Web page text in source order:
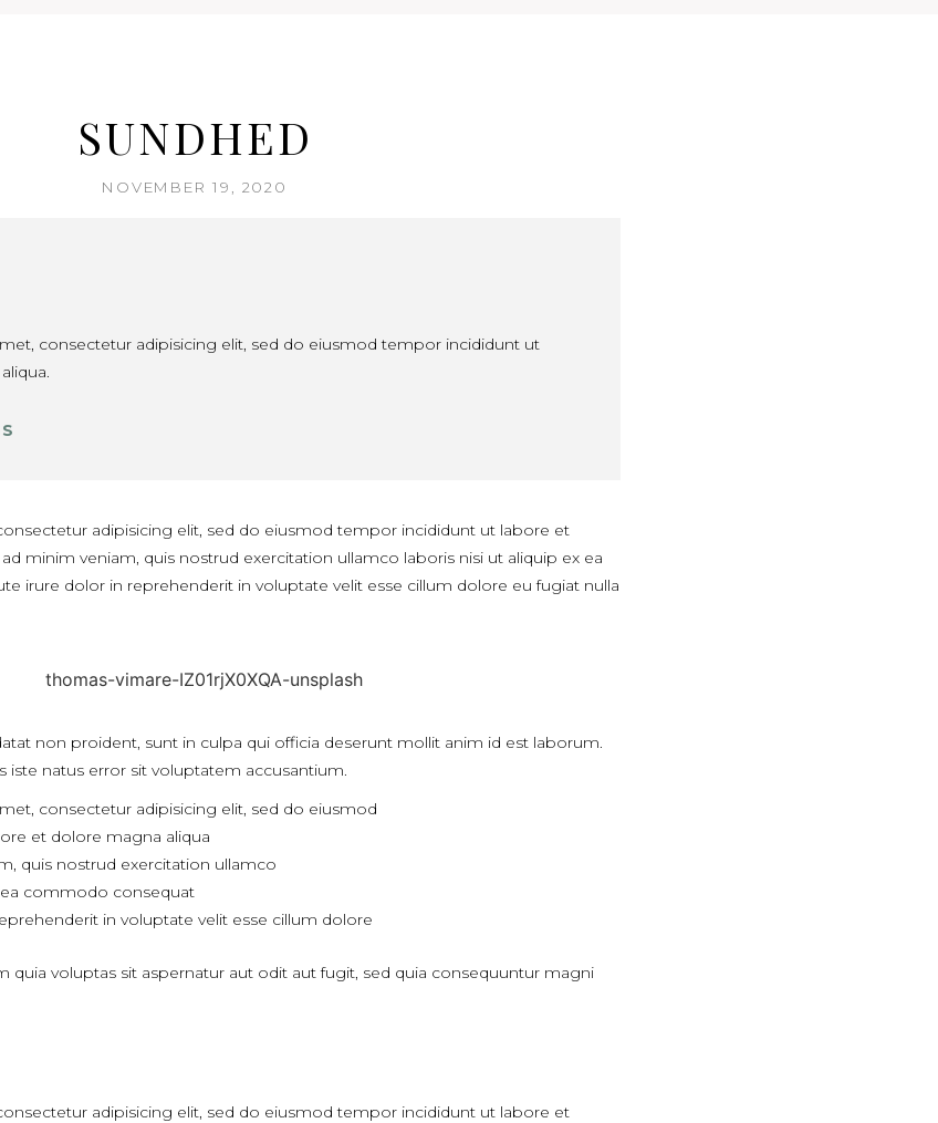
SUNDHED
NOVEMBER 19, 2020
consectetur adipisicing elit, sed do eiusmod tempor incididunt ut
adipisicing elit, sed do eiusmod tempor incididunt ut labore et
minim veniam, quis nostrud exercitation ullamco laboris nisi ut aliquip ex ea
irure dolor in reprehenderit in voluptate velit esse cillum dolore eu fugiat nulla
non proident, sunt in culpa qui officia deserunt mollit anim id est laborum.
iste natus error sit voluptatem accusantium.
consectetur adipisicing elit, sed do eiusmod
et dolore magna aliqua
quis nostrud exercitation ullamco
commodo consequat
in voluptate velit esse cillum dolore
voluptas sit aspernatur aut odit aut fugit, sed quia consequuntur magni
adipisicing elit, sed do eiusmod tempor incididunt ut labore et